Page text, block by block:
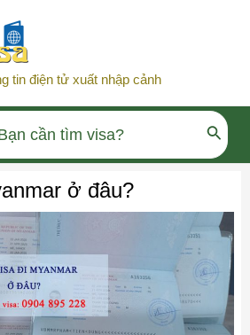
tin điện tử xuất nhập cảnh
ở đâu?